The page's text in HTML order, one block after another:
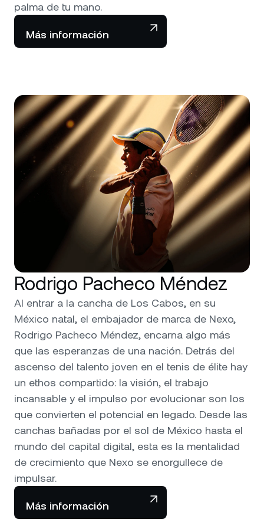
palma de tu mano.
Más información
Rodrigo Pacheco Méndez
Al entrar a la cancha de Los Cabos, en su
México natal, el embajador de marca de Nexo,
Rodrigo Pacheco Méndez, encarna algo más
que las esperanzas de una nación. Detrás del
ascenso del talento joven en el tenis de élite hay
un ethos compartido: la visión, el trabajo
incansable y el impulso por evolucionar son los
que convierten el potencial en legado. Desde las
canchas bañadas por el sol de México hasta el
mundo del capital digital, esta es la mentalidad
de crecimiento que Nexo se enorgullece de
impulsar.
Más información